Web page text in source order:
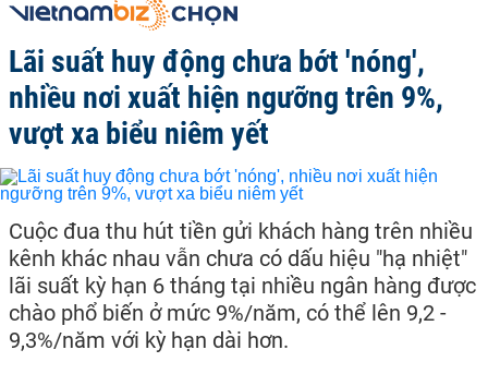
Lãi suất huy động chưa bớt 'nóng',
nhiều nơi xuất hiện ngưỡng trên 9%,
vượt xa biểu niêm yết
Cuộc đua thu hút tiền gửi khách hàng trên nhiều
kênh khác nhau vẫn chưa có dấu hiệu "hạ nhiệt"
lãi suất kỳ hạn 6 tháng tại nhiều ngân hàng được
chào phổ biến ở mức 9%/năm, có thể lên 9,2 -
9,3%/năm với kỳ hạn dài hơn.